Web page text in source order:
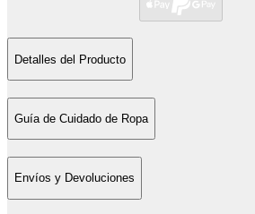
Detalles del Producto
Guía de Cuidado de Ropa
Envíos y Devoluciones